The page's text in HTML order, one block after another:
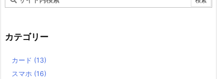
カテゴリー
カード (13)
スマホ (16)